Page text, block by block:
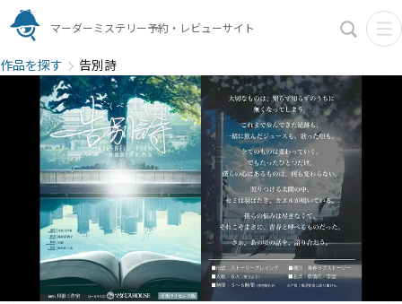
マーダーミステリー予約・レビューサイト
作品を探す 告別詩